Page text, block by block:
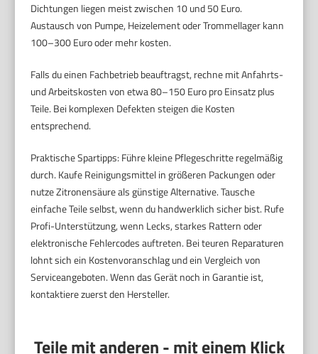
Dichtungen liegen meist zwischen 10 und 50 Euro.
Austausch von Pumpe, Heizelement oder Trommellager kann
100–300 Euro oder mehr kosten.
Falls du einen Fachbetrieb beauftragst, rechne mit Anfahrts-
und Arbeitskosten von etwa 80–150 Euro pro Einsatz plus
Teile. Bei komplexen Defekten steigen die Kosten
entsprechend.
Praktische Spartipps: Führe kleine Pflegeschritte regelmäßig
durch. Kaufe Reinigungsmittel in größeren Packungen oder
nutze Zitronensäure als günstige Alternative. Tausche
einfache Teile selbst, wenn du handwerklich sicher bist. Rufe
Profi-Unterstützung, wenn Lecks, starkes Rattern oder
elektronische Fehlercodes auftreten. Bei teuren Reparaturen
lohnt sich ein Kostenvoranschlag und ein Vergleich von
Serviceangeboten. Wenn das Gerät noch in Garantie ist,
kontaktiere zuerst den Hersteller.